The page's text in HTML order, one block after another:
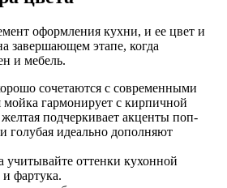
оформления кухни, и ее цвет и
завершающем этапе, когда
и мебель.
сочетаются с современными
мойка гармонирует с кирпичной
подчеркивает акценты поп-
голубая идеально дополняют
учитывайте оттенки кухонной
фартука.